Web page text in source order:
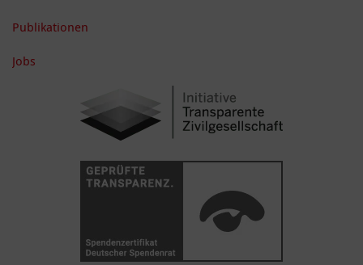
Publikationen
Jobs